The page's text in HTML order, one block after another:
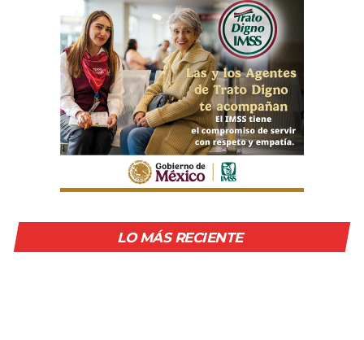
LO MÁS RECIENTE